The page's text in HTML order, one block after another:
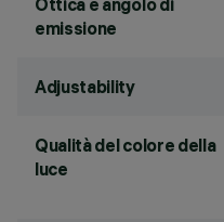
Ottica e angolo di
emissione
Adjustability
Qualità del colore della
luce